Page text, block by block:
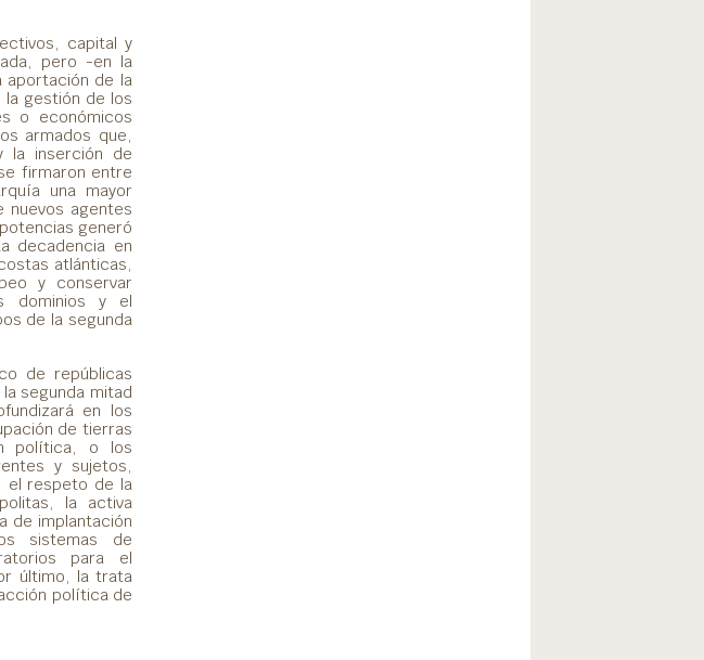
capital y
pero -en la
aportación de la
la gestión de los
o económicos
armados que,
la inserción de
firmaron entre
una mayor
nuevos agentes
generó
decadencia en
atlánticas,
y conservar
dominios y el
de la segunda
de repúblicas
segunda mitad
en los
de tierras
política, o los
y sujetos,
el respeto de la
la activa
de implantación
sistemas de
para el
último, la trata
política de